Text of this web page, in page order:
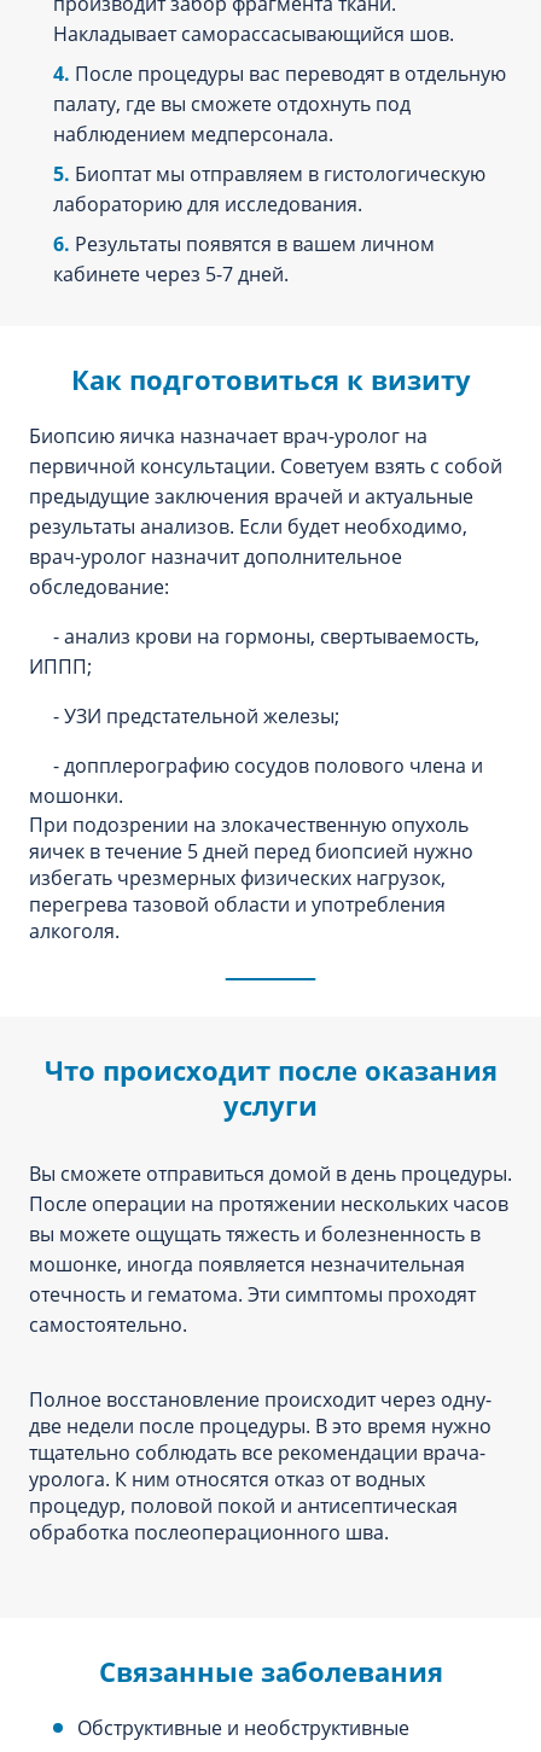
Накладывает саморассасывающийся шов.
После процедуры вас переводят в отдельную
палату, где вы сможете отдохнуть под
наблюдением медперсонала.
Биоптат мы отправляем в гистологическую
лабораторию для исследования.
Результаты появятся в вашем личном
кабинете через 5-7 дней.
Как подготовиться к визиту
Биопсию яичка назначает врач-уролог на
первичной консультации. Советуем взять с собой
предыдущие заключения врачей и актуальные
результаты анализов. Если будет необходимо,
врач-уролог назначит дополнительное
обследование:
- анализ крови на гормоны, свертываемость,
ИППП;
- УЗИ предстательной железы;
- допплерографию сосудов полового члена и
мошонки.
При подозрении на злокачественную опухоль
яичек в течение 5 дней перед биопсией нужно
избегать чрезмерных физических нагрузок,
перегрева тазовой области и употребления
алкоголя.
Что происходит после оказания
услуги
Вы сможете отправиться домой в день процедуры.
После операции на протяжении нескольких часов
вы можете ощущать тяжесть и болезненность в
мошонке, иногда появляется незначительная
отечность и гематома. Эти симптомы проходят
самостоятельно.
Полное восстановление происходит через одну-
две недели после процедуры. В это время нужно
тщательно соблюдать все рекомендации врача-
уролога. К ним относятся отказ от водных
процедур, половой покой и антисептическая
обработка послеоперационного шва.
Связанные заболевания
Обструктивные и необструктивные